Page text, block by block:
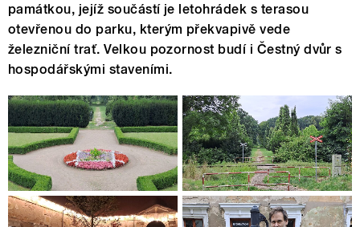
památkou, jejíž součástí je letohrádek s terasou
otevřenou do parku, kterým překvapivě vede
železniční trať. Velkou pozornost budí i Čestný dvůr s
hospodářskými staveními.